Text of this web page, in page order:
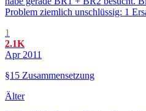
Problem ziemlich unschlüssig: 1
1
2.1K
Apr 2011
§15 Zusammensetzung
Älter